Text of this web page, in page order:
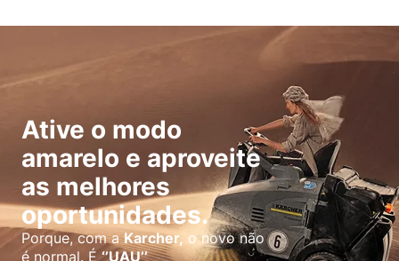
Ative o modo
amarelo e aproveite
as melhores
oportunidades.
Porque, com aKarcher, o novo não
é normal. É‘’UAU’’